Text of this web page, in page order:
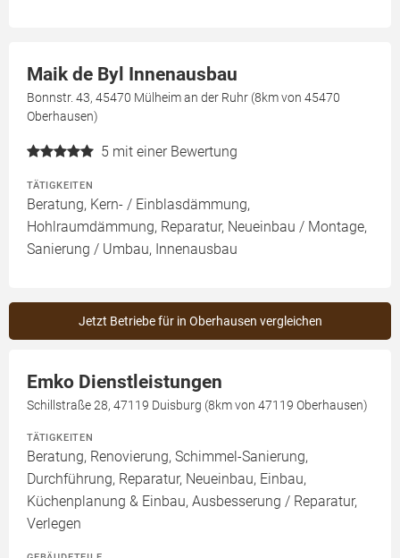
Maik de Byl Innenausbau
Bonnstr. 43, 45470 Mülheim an der Ruhr (8km von 45470
Oberhausen)
5 mit einer Bewertung
TÄTIGKEITEN
Beratung, Kern- / Einblasdämmung,
Hohlraumdämmung, Reparatur, Neueinbau / Montage,
Sanierung / Umbau, Innenausbau
Jetzt Betriebe für in Oberhausen vergleichen
Emko Dienstleistungen
Schillstraße 28, 47119 Duisburg (8km von 47119 Oberhausen)
TÄTIGKEITEN
Beratung, Renovierung, Schimmel-Sanierung,
Durchführung, Reparatur, Neueinbau, Einbau,
Küchenplanung & Einbau, Ausbesserung / Reparatur,
Verlegen